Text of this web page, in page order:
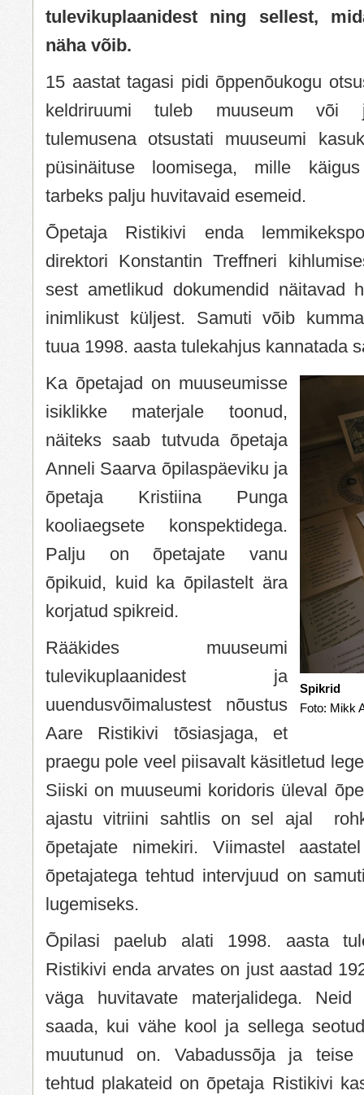
tulevikuplaanidest ning sellest,
näha võib.
15 aastat tagasi pidi õppenõukogu
keldriruumi tuleb muuseum või
tulemusena otsustati muuseumi
püsinäituse loomisega, mille
tarbeks palju huvitavaid esemeid.
Õpetaja Ristikivi enda
direktori Konstantin Treffneri
sest ametlikud dokumendid näitavad
inimlikust küljest. Samuti võib
tuua 1998. aasta tulekahjus kannatada
Spikrid
Foto: Mikk
Ka õpetajad on muuseumisse
isiklikke materjale toonud,
näiteks saab tutvuda õpetaja
Anneli Saarva õpilaspäeviku ja
õpetaja Kristiina Punga
kooliaegsete konspektidega.
Palju on õpetajate vanu
õpikuid, kuid ka õpilastelt ära
korjatud spikreid.
Rääkides muuseumi
tulevikuplaanidest ja
uuendusvõimalustest nõustus
Aare Ristikivi tõsiasjaga, et
praegu pole veel piisavalt käsitletud
Siiski on muuseumi koridoris üleval
ajastu vitriini sahtlis on sel ajal
õpetajate nimekiri. Viimastel
õpetajatega tehtud intervjuud on
lugemiseks.
Õpilasi paelub alati 1998. aasta
Ristikivi enda arvates on just aastad
väga huvitavate materjalidega.
saada, kui vähe kool ja sellega
muutunud on. Vabadussõja ja teise
tehtud plakateid on õpetaja Ristikivi